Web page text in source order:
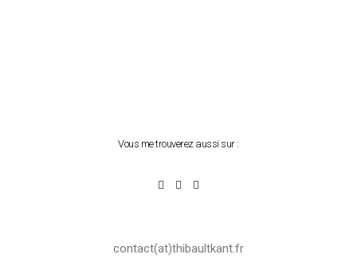
Vous me trouverez aussi sur :
contact(at)thibaultkant.fr